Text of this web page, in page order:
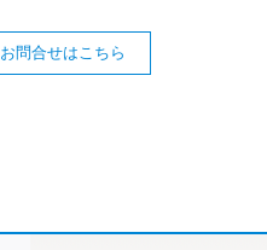
お問合せはこちら